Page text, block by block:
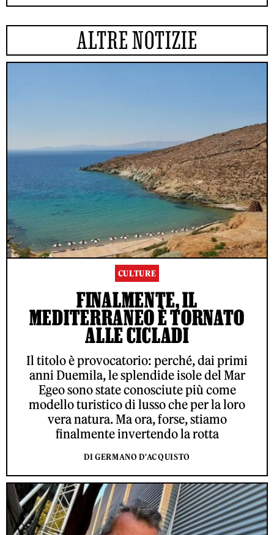
ALTRE NOTIZIE
CULTURE
FINALMENTE, IL
MEDITERRANEO È TORNATO
ALLE CICLADI
Il titolo è provocatorio: perché, dai primi
anni Duemila, le splendide isole del Mar
Egeo sono state conosciute più come
modello turistico di lusso che per la loro
vera natura. Ma ora, forse, stiamo
finalmente invertendo la rotta
DI GERMANO D'ACQUISTO